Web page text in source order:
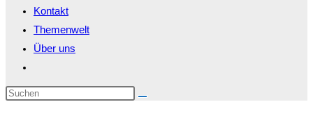
Kontakt
Themenwelt
Über uns
Suche
umschalten
Diese